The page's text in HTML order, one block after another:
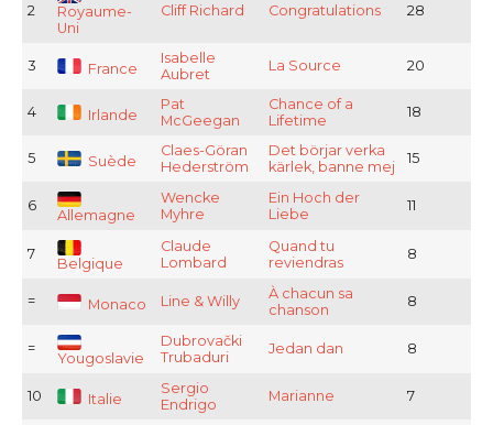
2
Royaume-
Uni
Cliff Richard Congratulations 28
3 France
Isabelle
Aubret
La Source 20
4 Irlande
Pat
McGeegan
Chance of a
Lifetime
18
5 Suède
Claes-Göran
Hederström
Det börjar verka
kärlek, banne mej
15
6
Allemagne
Wencke
Myhre
Ein Hoch der
Liebe
11
7
Belgique
Claude
Lombard
Quand tu
reviendras
8
= Monaco Line & Willy
À chacun sa
chanson
8
=
Yougoslavie
Dubrovački
Trubaduri
Jedan dan 8
10 Italie
Sergio
Endrigo
Marianne 7